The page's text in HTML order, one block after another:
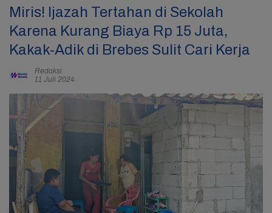
Miris! Ijazah Tertahan di Sekolah
Karena Kurang Biaya Rp 15 Juta,
Kakak-Adik di Brebes Sulit Cari Kerja
Redaksi
11 Juli 2024